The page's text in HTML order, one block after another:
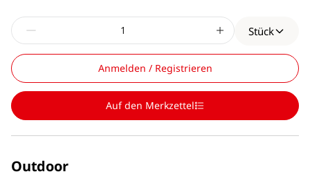
Stück
Anmelden / Registrieren
Auf den Merkzettel
Outdoor